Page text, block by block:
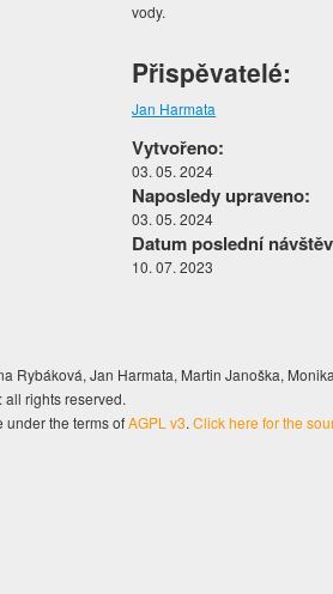
vody.
Přispěvatelé:
Jan Harmata
Vytvořeno:
03. 05. 2024
Naposledy upraveno:
03. 05. 2024
Datum poslední
10. 07. 2023
Rybáková, Jan Harmata, Martin Janoška,
all rights reserved.
under the terms ofAGPL v3. Click here for the